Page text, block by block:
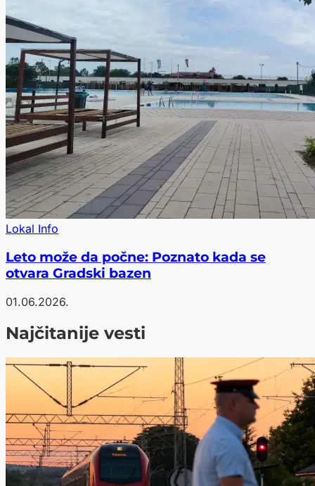
Lokal Info
Leto može da počne: Poznato kada se
otvara Gradski bazen
01.06.2026.
Najčitanije vesti